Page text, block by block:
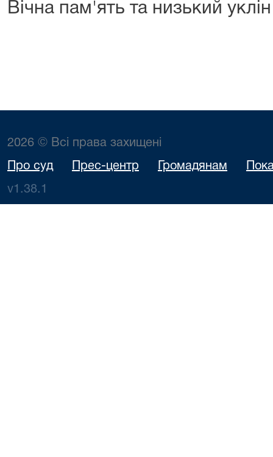
Вічна пам'ять та низький
2026 © Всі права захищені
Про суд Прес-центр Громадянам
v1.38.1